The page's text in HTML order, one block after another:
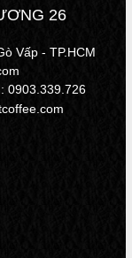
26
Vấp - TP.HCM
0903.339.726